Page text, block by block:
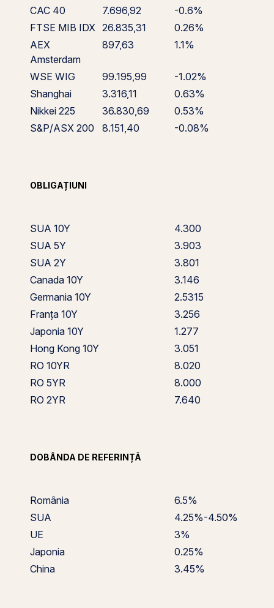
CAC 40
7.696,92
-0.6%
FTSE MIB IDX 26.835,31
0.26%
AEX
Amsterdam
897,63 1.1%
WSE WIG 99.195,99
-1.02%
Shanghai
3.316,11
0.63%
Nikkei 225
36.830,69
0.53%
S&P/ASX 200
8.151,40 -0.08%
OBLIGAȚIUNI
SUA 10Y
4.300
SUA 5Y
3.903
SUA 2Y
3.801
Canada 10Y
3.146
Germania 10Y
2.5315
Franța 10Y
3.256
Japonia 10Y
1.277
Hong Kong 10Y
3.051
RO 10YR
8.020
RO 5YR
8.000
RO 2YR
7.640
DOBÂNDA DE REFERINȚĂ
România
6.5%
SUA
4.25%-4.50%
UE
3%
Japonia
0.25%
China
3.45%